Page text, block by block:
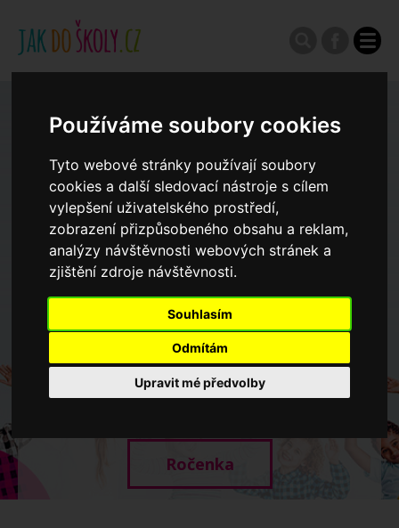
Používáme soubory cookies
Tyto webové stránky používají soubory
cookies a další sledovací nástroje s cílem
vylepšení uživatelského prostředí,
zobrazení přizpůsobeného obsahu a reklam,
analýzy návštěvnosti webových stránek a
zjištění zdroje návštěvnosti.
Souhlasím
Odmítám
Upravit mé předvolby
Zápisy do ZŠ 2026/27
Výroční zprávy
Spádové oblasti ZŠ
Dny otevřených dveří ZŠ
Ročenka